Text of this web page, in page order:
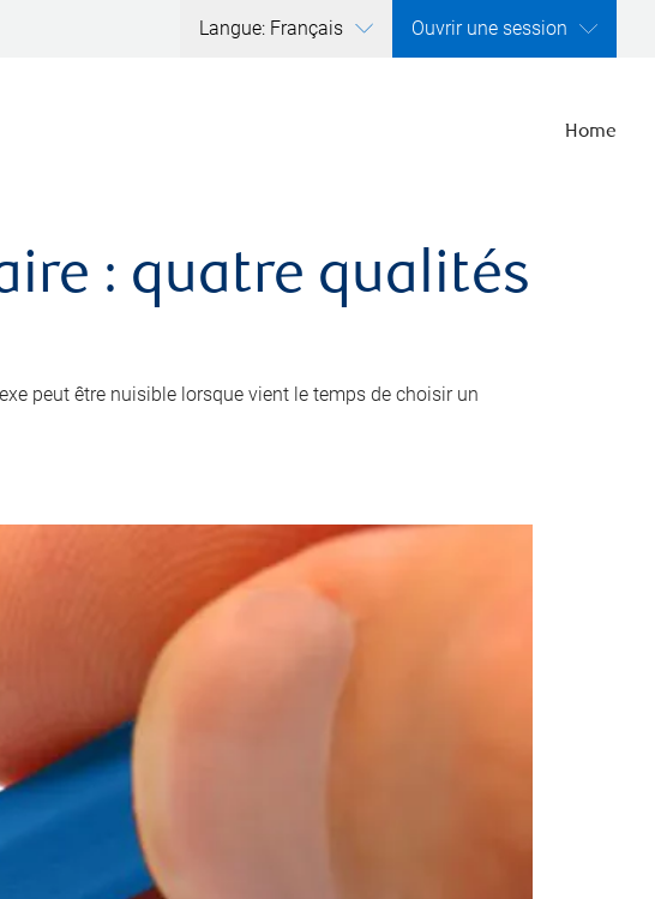
Langue: Français Ouvrir une session
Home
: quatre qualités
peut être nuisible lorsque vient le temps de choisir un